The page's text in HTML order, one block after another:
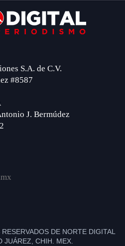
S.A. de C.V.
#8587
J. Bermúdez
DE NORTE DIGITAL
JUÁREZ, CHIH. MEX.